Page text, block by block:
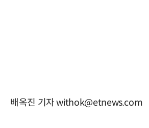
배옥진 기자 withok@etnews.com